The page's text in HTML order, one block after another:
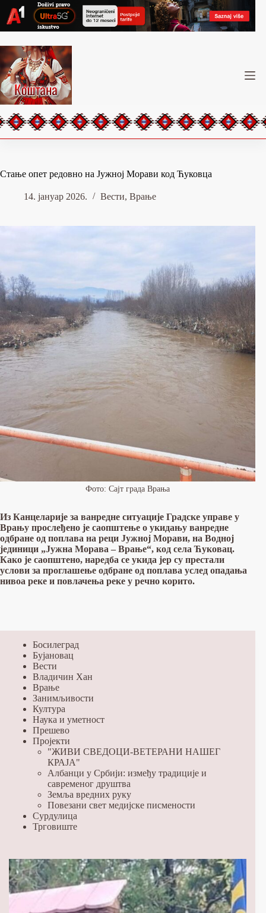
content
Стање опет редовно на Јужној Морави код Ћуковца
14. јануар 2026. Вести, Врање
Фото: Сајт града Врања
Из Канцеларије за ванредне ситуације Градске управе у
Врању прослеђено је саопштење о укидању ванредне
одбране од поплава на реци Јужној Морави, на Водној
јединици „Јужна Морава – Врање“, код села Ћуковац.
Како је саопштено, наредба се укида јер су престали
услови за проглашење одбране од поплава услед опадања
нивоа реке и повлачења реке у речно корито.
Босилеград
Бујановац
Вести
Владичин Хан
Врање
Занимљивости
Култура
Наука и уметност
Прешево
Пројекти
"ЖИВИ СВЕДОЦИ-ВЕТЕРАНИ НАШЕГ
КРАЈА"
Албанци у Србији: између традиције и
савременог друштва
Земља вредних руку
Повезани свет медијске писмености
Сурдулица
Трговиште